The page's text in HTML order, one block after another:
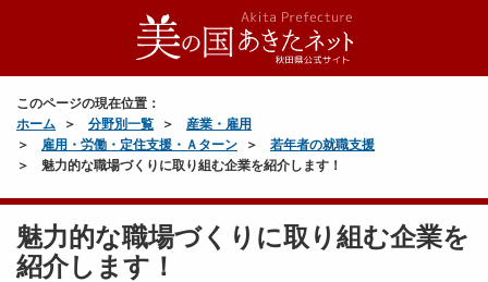
このページの現在位置：
ホーム
分野別一覧
産業・雇用
雇用・労働・定住支援・Ａターン
若年者の就職支援
魅力的な職場づくりに取り組む企業を紹介します！
魅力的な職場づくりに取り組む企業を
紹介します！